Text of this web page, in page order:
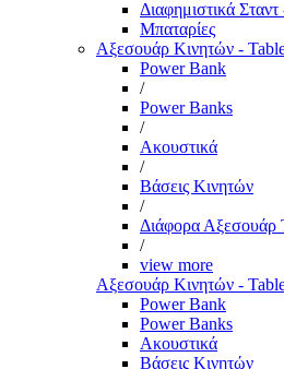
Διαφημιστικά
Μπαταρίες
Αξεσουάρ Κινητών -
Power Bank
/
Power Banks
/
Ακουστικά
/
Βάσεις Κινητών
/
Διάφορα Αξεσουάρ
/
view more
Αξεσουάρ Κινητών -
Power Bank
Power Banks
Ακουστικά
Βάσεις Κινητών